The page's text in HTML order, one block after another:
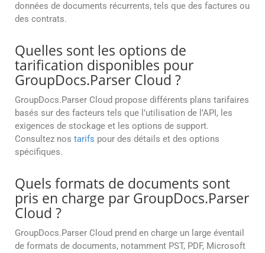
données de documents récurrents, tels que des factures ou
des contrats.
Quelles sont les options de
tarification disponibles pour
GroupDocs.Parser Cloud ?
GroupDocs.Parser Cloud propose différents plans tarifaires
basés sur des facteurs tels que l’utilisation de l’API, les
exigences de stockage et les options de support.
Consultez nos tarifs pour des détails et des options
spécifiques.
Quels formats de documents sont
pris en charge par GroupDocs.Parser
Cloud ?
GroupDocs.Parser Cloud prend en charge un large éventail
de formats de documents, notamment PST, PDF, Microsoft